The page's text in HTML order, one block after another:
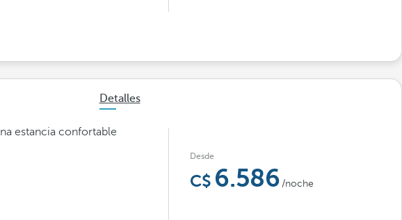
Detalles
estancia confortable
Desde
6.586 /noche